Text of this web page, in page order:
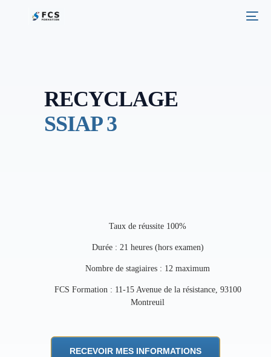
RECYCLAGE
SSIAP 3
Taux de réussite 100%
Durée : 21 heures (hors examen)
Nombre de stagiaires : 12 maximum
FCS Formation : 11-15 Avenue de la résistance, 93100
Montreuil
RECEVOIR MES INFORMATIONS